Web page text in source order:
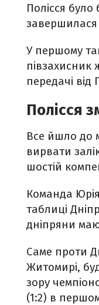
Полісся
У першому
півзахисник
передачі від
Полісся
Все йшло до
вирвати
шостій
Команда
таблиці
дніпряни
Саме проти
Житомирі,
зору
(1:2) в